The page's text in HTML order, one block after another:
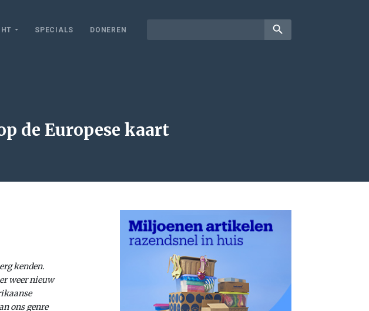
SPECIALS DONEREN search
de Europese kaart
kenden.
weer nieuw
ons genre